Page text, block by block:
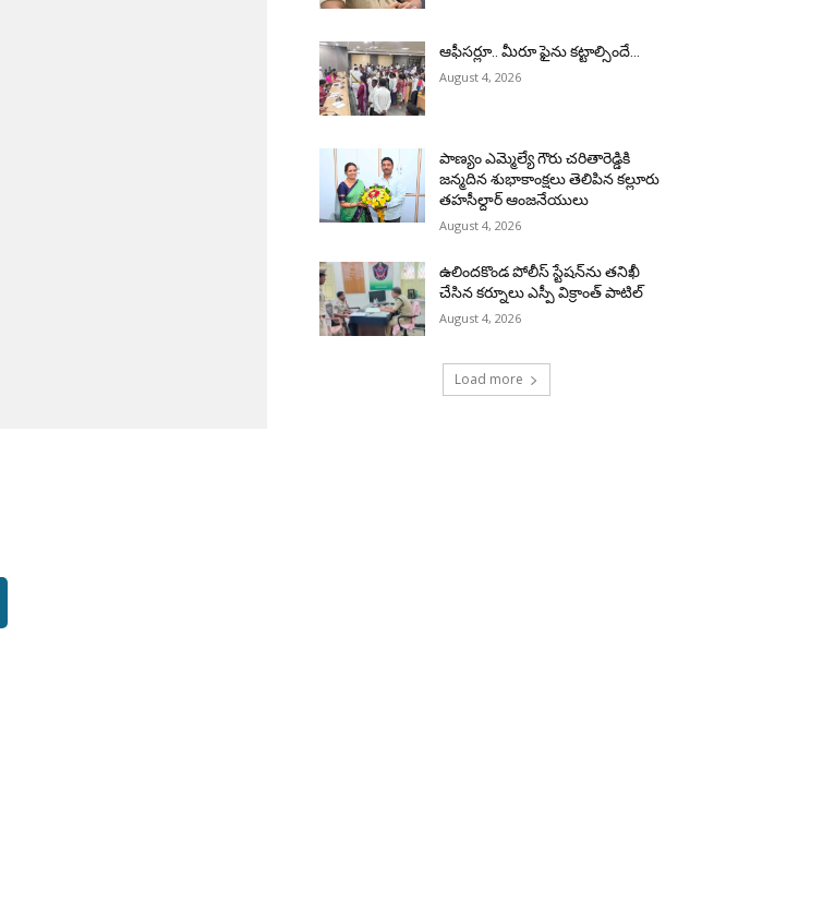
ఆఫీసర్లూ.. మీరూ ఫైను కట్టాల్సిందే…
August 4, 2026
పాణ్యం ఎమ్మెల్యే గౌరు చరితారెడ్డికి
జన్మదిన శుభాకాంక్షలు తెలిపిన కల్లూరు
తహసీల్దార్ ఆంజనేయులు
August 4, 2026
ఉలిందకొండ పోలీస్ స్టేషన్‌ను తనిఖీ
చేసిన కర్నూలు ఎస్పీ విక్రాంత్ పాటిల్
August 4, 2026
Load more